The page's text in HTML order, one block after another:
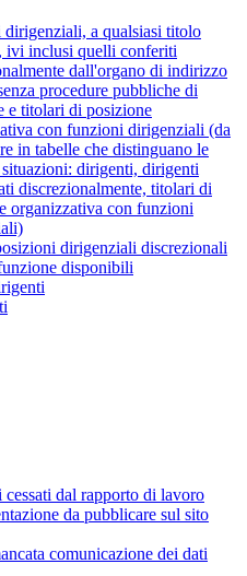
dirigenziali, a qualsiasi titolo
ivi inclusi quelli conferiti
dall'organo di indirizzo
procedure pubbliche di
e titolari di posizione
con funzioni dirigenziali (da
in tabelle che distinguano le
situazioni: dirigenti, dirigenti
discrezionalmente, titolari di
organizzativa con funzioni
dirigenziali discrezionali
disponibili
dal rapporto di lavoro
da pubblicare sul sito
comunicazione dei dati